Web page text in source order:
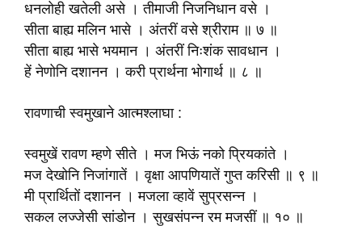
धनलोही खतेली असे । तीमाजी निजनिधान वसे ।
सीता बाह्य मलिन भासे । अंतरीं वसे श्रीराम ॥ ७ ॥
सीता बाह्य भासे भयमान । अंतरीं निःशंक सावधान ।
हें नेणोनि दशानन । करी प्रार्थना भोगार्थ ॥ ८ ॥
रावणाची स्वमुखाने आत्मश्लाघा :
स्वमुखें रावण म्हणे सीते । मज भिऊं नको प्रियकांते ।
मज देखोनि निजांगातें । वृक्षा आपणियातें गुप्त करिसी ॥ ९ ॥
मी प्रार्थितों दशानन । मजला व्हावें सुप्रसन्न ।
सकल लज्जेसी सांडोन । सुखसंपन्न रम मजसीं ॥ १० ॥